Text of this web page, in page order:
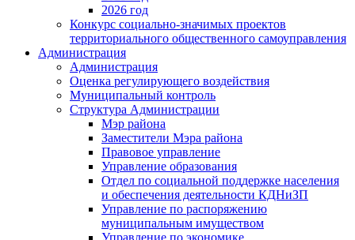
2026 год
Конкурс социально-значимых проектов
территориального общественного самоуправления
Администрация
Администрация
Оценка регулирующего воздействия
Муниципальный контроль
Структура Администрации
Мэр района
Заместители Мэра района
Правовое управление
Управление образования
Отдел по социальной поддержке населения
и обеспечения деятельности КДНиЗП
Управление по распоряжению
муниципальным имуществом
Управление по экономике